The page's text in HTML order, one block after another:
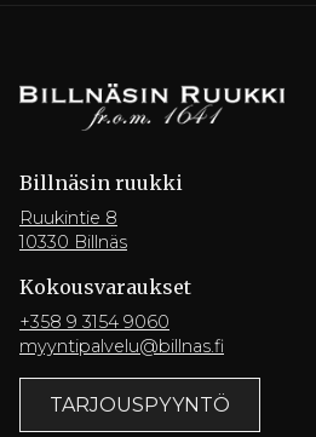
Billnäsin ruukki
Ruukintie 8
10330 Billnäs
Kokousvaraukset
+358 9 3154 9060
myyntipalvelu@billnas.fi
TARJOUSPYYNTÖ